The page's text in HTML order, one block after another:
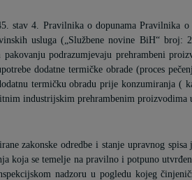
stav 4. Pravilnika o dopunama Pravilnika
usluga („Službene novine BiH“ broj:
podrazumjevaju prehrambeni
dodatne termičke obrade (proces
termičku obradu prije konzumiranja (
industrijskim prehrambenim proizvodima
zakonske odredbe i stanje upravnog
koja se temelje na pravilno i potpuno
nadzoru u pogledu kojeg